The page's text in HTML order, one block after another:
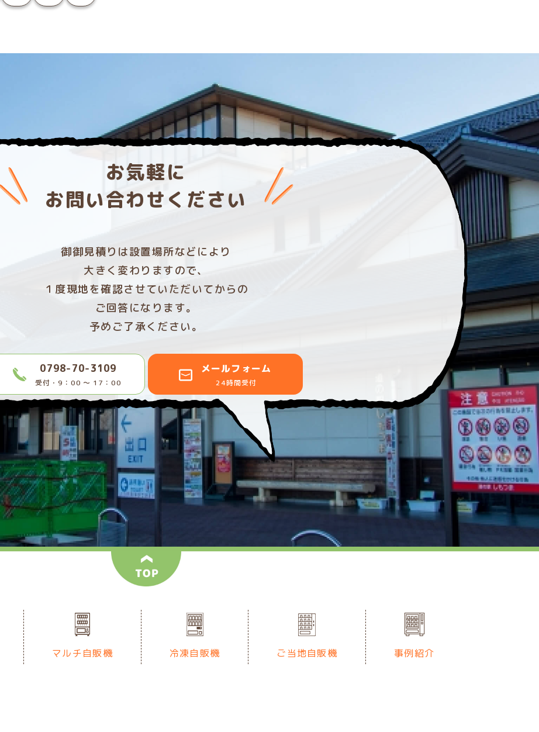
お気軽に
お問い合わせください
御御見積りは設置場所などにより
大きく変わりますので、
１度現地を確認させていただいてからの
ご回答になります。
予めご了承ください。
0798-70-3109
受付・9：00 〜 17：00
メールフォーム
24時間受付
マルチ自販機 冷凍自販機 ご当地自販機 事例紹介